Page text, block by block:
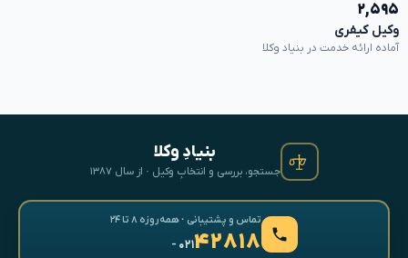
۲,۵۹۵
وکیل کیفری
آماده ارائه خدمت در بنیاد وکلا
بنیادِ وکلا
جستجو، بررسی و انتخابِ وکیل · از سال ۱۳۸۷
تماس و پشتیبانی · همه‌روزه ۸ تا ۲۴
۴۲۸۱۸- ۰۲۱